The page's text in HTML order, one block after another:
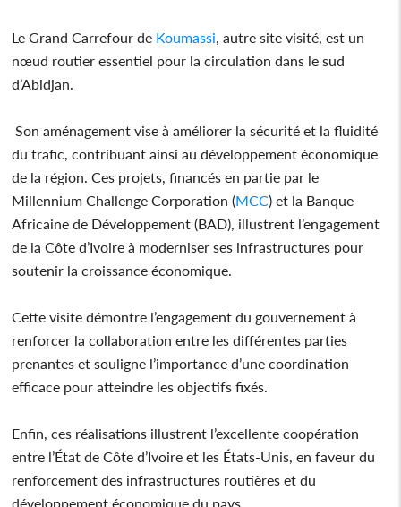
Le Grand Carrefour de Koumassi , autre site visité, est un
nœud routier essentiel pour la circulation dans le sud
d’Abidjan.
Son aménagement vise à améliorer la sécurité et la fluidité
du trafic, contribuant ainsi au développement économique
de la région. Ces projets, financés en partie par le
Millennium Challenge Corporation (MCC) et la Banque
Africaine de Développement (BAD), illustrent l’engagement
de la Côte d’Ivoire à moderniser ses infrastructures pour
soutenir la croissance économique.
Cette visite démontre l’engagement du gouvernement à
renforcer la collaboration entre les différentes parties
prenantes et souligne l’importance d’une coordination
efficace pour atteindre les objectifs fixés.
Enfin, ces réalisations illustrent l’excellente coopération
entre l’État de Côte d’Ivoire et les États-Unis, en faveur du
renforcement des infrastructures routières et du
développement économique du pays.